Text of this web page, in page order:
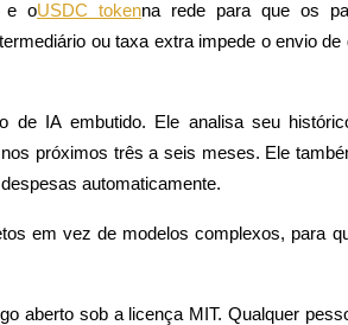
etc.
e oUSDC tokenna rede para que os
ou taxa extra impede o envio
de IA embutido. Ele analisa seu
próximos três a seis meses. Ele
automaticamente.
em vez de modelos complexos, para
aberto sob a licença MIT. Qualquer